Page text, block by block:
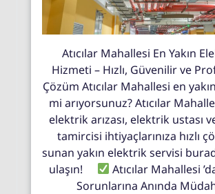
Atıcılar Mahallesi En Yakın
Hizmeti – Hızlı, Güvenilir ve
Çözüm Atıcılar Mahallesi en
mi arıyorsunuz? Atıcılar
elektrik arızası, elektrik ustası
tamircisi ihtiyaçlarınıza hızlı
sunan yakın elektrik servisi
ulaşın!
Atıcılar Mahallesi
Sorunlarına Anında